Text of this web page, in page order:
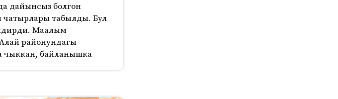
дайынсыз болгон
чатырлары табылды. Бул
Маалым
районундагы
чыккан, байланышка